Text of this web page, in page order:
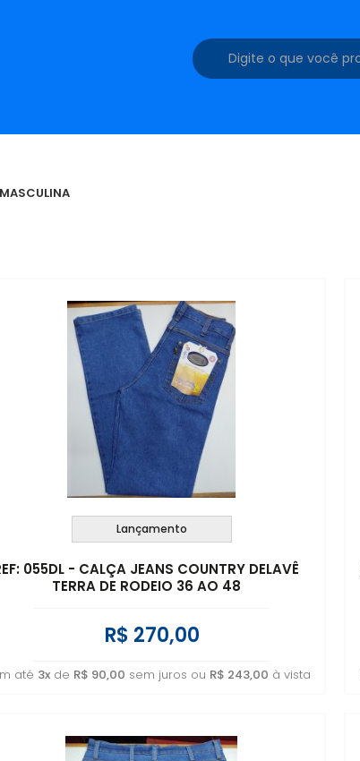
Lançamento
055DL - CALÇA JEANS COUNTRY DELAVÊ
TERRA DE RODEIO 36 AO 48
R$ 270,00
até 3xde R$ 90,00 sem juros ou R$ 243,00 à vista